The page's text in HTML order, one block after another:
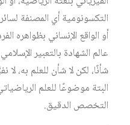
التكسونومية أي المصنفة
أو الواقع الإنساني بظواهره
عالم الشهادة بالتعبير
شأنًا، لكن لا شأن للعلم به، لا
البتة موضوعًا للعلم
التخصص الدقيق.